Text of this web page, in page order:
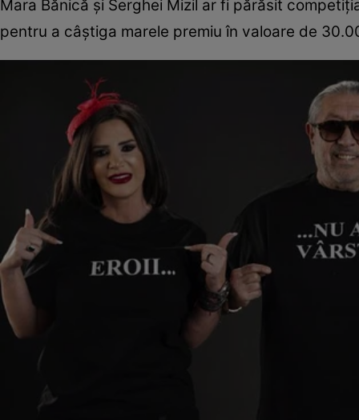
Mara Bănică și Serghei Mizil ar fi părăsit
pentru a câștiga marele premiu în valoare de